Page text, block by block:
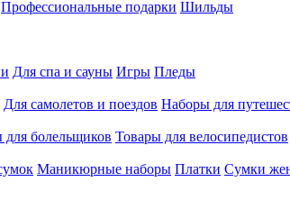
Профессиональные подарки Шильды
Для спа и сауны Игры Пледы
Для самолетов и поездов Наборы для
для болельщиков Товары для велосипедистов
Маникюрные наборы Платки Сумки